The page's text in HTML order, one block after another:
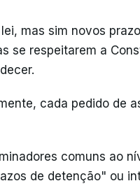
mas sim novos
se respeitarem a
cada pedido de
comuns ao
de detenção" ou